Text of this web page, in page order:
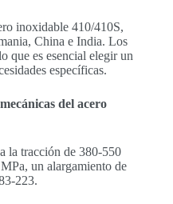
inoxidable 410/410S,
China e India. Los
que es esencial elegir un
específicas.
del acero
la tracción de 380-550
un alargamiento de
223.